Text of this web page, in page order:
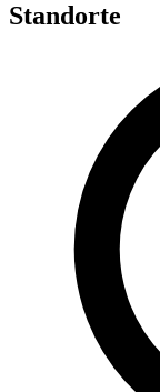
Standorte